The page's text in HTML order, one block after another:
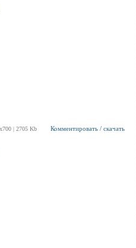
| 2705 Kb Комментировать / скачать